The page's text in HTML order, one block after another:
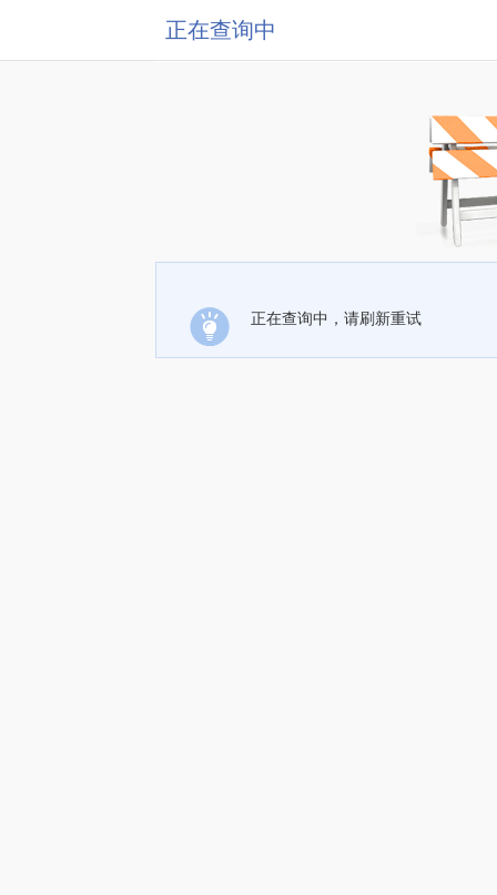
正在查询中
正在查询中，请刷新重试